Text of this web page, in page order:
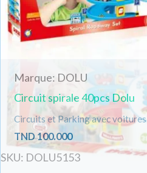
Marque: DOLU
Circuit spirale 40pcs Dolu
Circuits et Parking avec voitures
TND100.000
SKU: DOLU5153